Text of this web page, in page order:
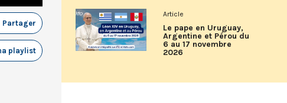
Partager
playlist
Article
Le pape en Uruguay,
Argentine et Pérou du
6 au 17 novembre
2026